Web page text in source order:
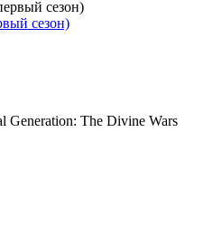
сезон)
Generation: The Divine Wars